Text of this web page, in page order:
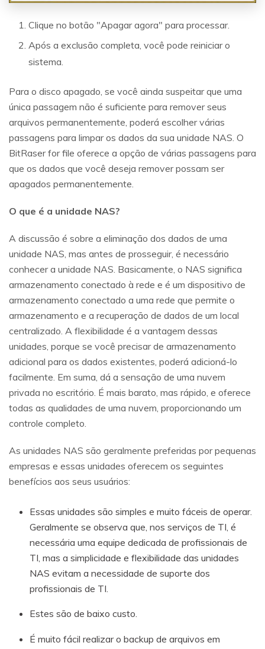
Clique no botão "Apagar agora" para processar.
Após a exclusão completa, você pode reiniciar o
sistema.
Para o disco apagado, se você ainda suspeitar que uma
única passagem não é suficiente para remover seus
arquivos permanentemente, poderá escolher várias
passagens para limpar os dados da sua unidade NAS. O
BitRaser for file oferece a opção de várias passagens para
que os dados que você deseja remover possam ser
apagados permanentemente.
O que é a unidade NAS?
A discussão é sobre a eliminação dos dados de uma
unidade NAS, mas antes de prosseguir, é necessário
conhecer a unidade NAS. Basicamente, o NAS significa
armazenamento conectado à rede e é um dispositivo de
armazenamento conectado a uma rede que permite o
armazenamento e a recuperação de dados de um local
centralizado. A flexibilidade é a vantagem dessas
unidades, porque se você precisar de armazenamento
adicional para os dados existentes, poderá adicioná-lo
facilmente. Em suma, dá a sensação de uma nuvem
privada no escritório. É mais barato, mas rápido, e oferece
todas as qualidades de uma nuvem, proporcionando um
controle completo.
As unidades NAS são geralmente preferidas por pequenas
empresas e essas unidades oferecem os seguintes
benefícios aos seus usuários:
Essas unidades são simples e muito fáceis de operar.
Geralmente se observa que, nos serviços de TI, é
necessária uma equipe dedicada de profissionais de
TI, mas a simplicidade e flexibilidade das unidades
NAS evitam a necessidade de suporte dos
profissionais de TI.
Estes são de baixo custo.
É muito fácil realizar o backup de arquivos em